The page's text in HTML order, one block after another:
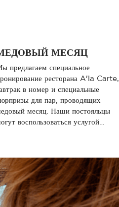
МЕСЯЦ
предлагаем специальное
ресторана A'la Carte,
в номер и специальные
для пар, проводящих
месяц. Наши постояльцы
воспользоваться услугой